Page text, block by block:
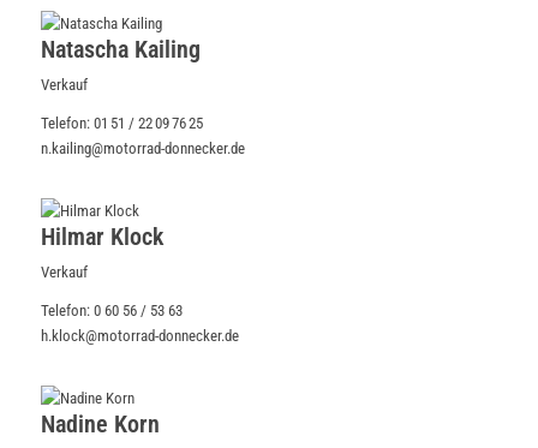
Natascha Kailing
Verkauf
Telefon: 01 51 / 22 09 76 25
n.kailing@motorrad-donnecker.de
Hilmar Klock
Verkauf
Telefon: 0 60 56 / 53 63
h.klock@motorrad-donnecker.de
Nadine Korn